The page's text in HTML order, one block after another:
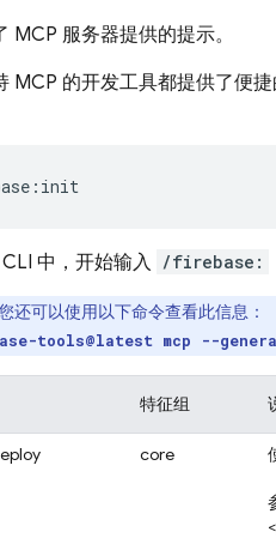
MCP 服务器提供的提示。
MCP 的开发工具都提供了便
中，开始输入 /firebase:
还可以使用以下命令查看此信息：
tools@latest mcp --
特征组
core